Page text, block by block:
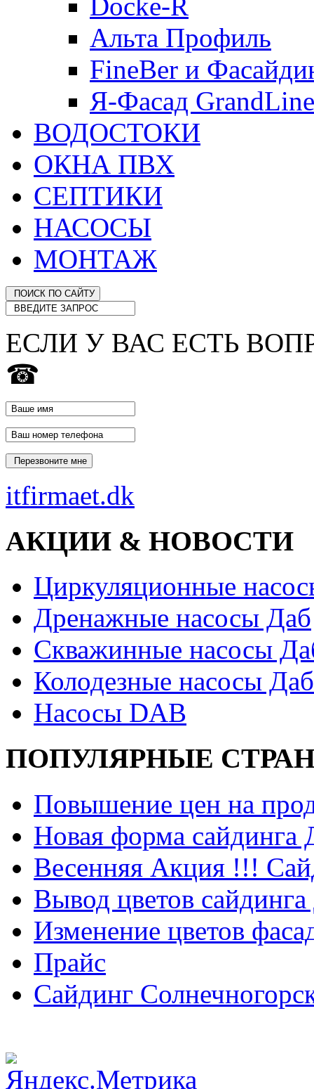
Альта Профиль
FineBer и
Я-Фасад GrandLine
ВОДОСТОКИ
ОКНА ПВХ
СЕПТИКИ
НАСОСЫ
МОНТАЖ
ЕСЛИ У ВАС ЕСТЬ
☎
itfirmaet.dk
АКЦИИ & НОВОСТИ
Циркуляционные
Дренажные насосы Даб
Скважинные насосы
Колодезные насосы Даб
Насосы DAB
ПОПУЛЯРНЫЕ
Повышение цен на
Новая форма
Весенняя Акция !!!
Вывод цветов
Изменение цветов
Прайс
Сайдинг